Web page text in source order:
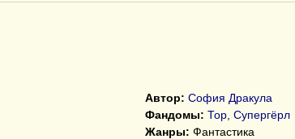
Автор: София Дракула
Фандомы: Тор Супергёрл
Жанры: Фантастика